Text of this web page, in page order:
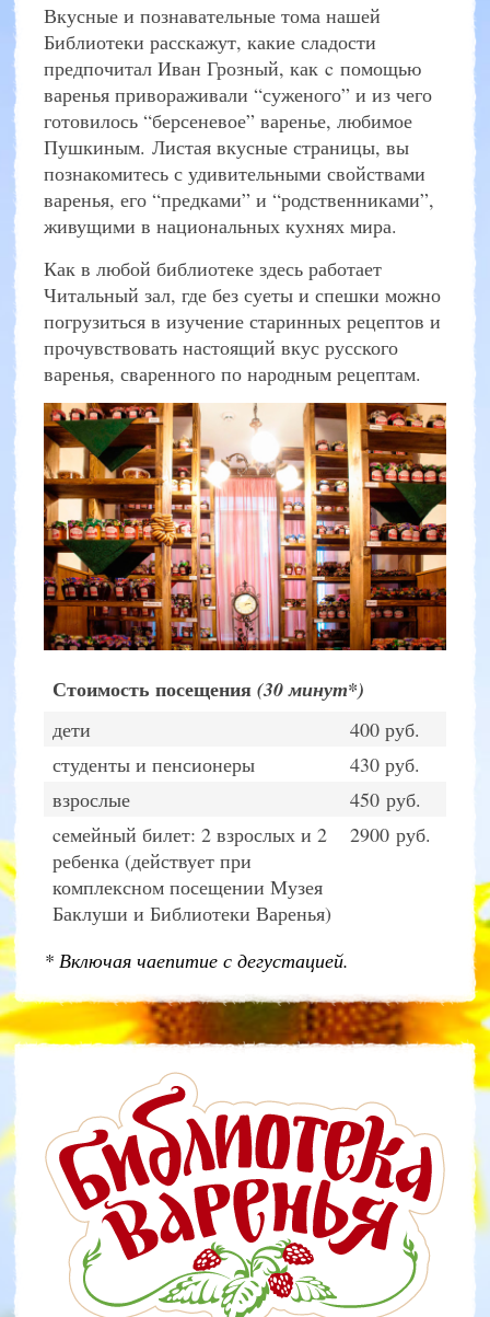
Вкусные и познавательные тома нашей
Библиотеки расскажут, какие сладости
предпочитал Иван Грозный, как c помощью
варенья привораживали “суженого” и из чего
готовилось “берсеневое” варенье, любимое
Пушкиным. Листая вкусные страницы, вы
познакомитесь с удивительными свойствами
варенья, его “предками” и “родственниками”,
живущими в национальных кухнях мира.
Как в любой библиотеке здесь работает
Читальный зал, где без суеты и спешки можно
погрузиться в изучение старинных рецептов и
прочувствовать настоящий вкус русского
варенья, сваренного по народным рецептам.
Стоимость посещения (30 минут*)
дети
400 руб.
студенты и пенсионеры
430 руб.
взрослые
450 руб.
cемейный билет: 2 взрослых и 2
ребенка (действует при
комплексном посещении Музея
Баклуши и Библиотеки Варенья)
2900 руб.
* Включая чаепитие с дегустацией.